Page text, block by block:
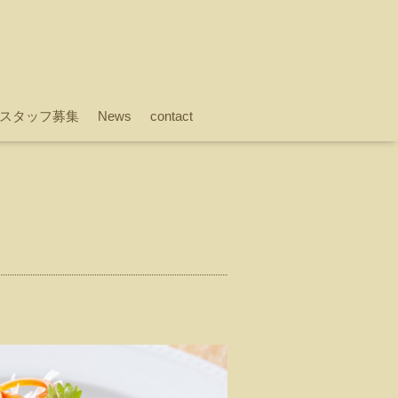
タッフ募集 News contact